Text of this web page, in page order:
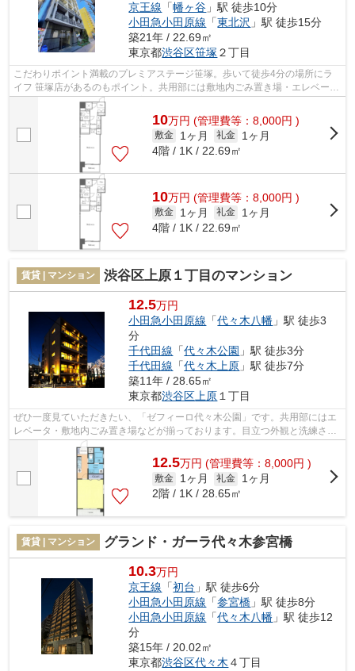
京王線 「幡ヶ谷 」駅 徒歩10分
小田急小田原線 「東北沢 」駅 徒歩15分
築21年 / 22.69㎡
東京都渋谷区笹塚 ２丁目
こだわりポイント満載のプレミアステージ笹塚。歩いて徒歩4分の場所にラ
イフ 笹塚店があるのもポイント。共用部には敷地内ごみ置き場・エレベータ
などが備わっておりとても充実してい...
10万円 (管理費等：8,000円 )
敷金 1ヶ月 礼金
1ヶ月
4階 / 1K / 22.69㎡
10万円 (管理費等：8,000円 )
敷金 1ヶ月 礼金
1ヶ月
4階 / 1K / 22.69㎡
賃貸 | マンション 渋谷区上原１丁目のマンション
12.5万円
小田急小田原線 「代々木八幡 」駅 徒歩3
分
千代田線 「代々木公園 」駅 徒歩3分
千代田線 「代々木上原 」駅 徒歩7分
築11年 / 28.65㎡
東京都渋谷区 上原 １丁目
ぜひ一度見ていただきたい、「ゼフィーロ代々木公園」です。共用部にはエ
レベータ・敷地内ごみ置き場などが揃っております。目立つ外観と洗練され
た設計の内装を持つデザイナーズ。防...
12.5万円 (管理費等：8,000円 )
敷金 1ヶ月 礼金
1ヶ月
2階 / 1K / 28.65㎡
賃貸 | マンション グランド・ガーラ代々木参宮橋
10.3万円
京王線 「初台 」駅 徒歩6分
小田急小田原線 「参宮橋 」駅 徒歩8分
小田急小田原線 「代々木八幡 」駅 徒歩12
分
築15年 / 20.02㎡
東京都渋谷区代々木 ４丁目